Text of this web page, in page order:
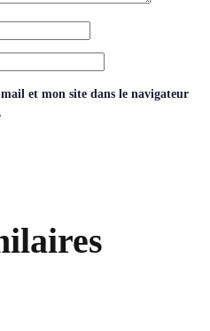
et mon site dans le navigateur